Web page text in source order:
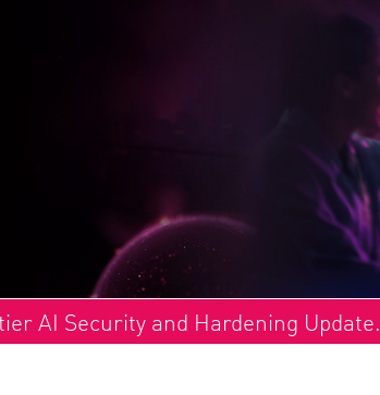
AI Security and Hardening Update.